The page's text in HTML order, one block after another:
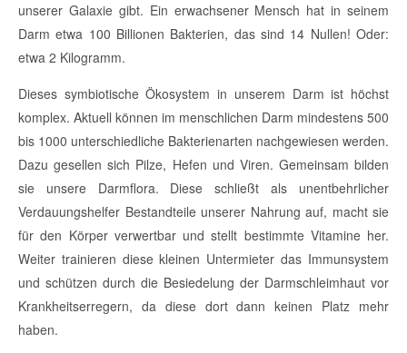
unserer Galaxie gibt. Ein erwachsener Mensch hat in seinem
Darm etwa 100 Billionen Bakterien, das sind 14 Nullen! Oder:
etwa 2 Kilogramm.
Dieses symbiotische Ökosystem in unserem Darm ist höchst
komplex. Aktuell können im menschlichen Darm mindestens 500
bis 1000 unterschiedliche Bakterienarten nachgewiesen werden.
Dazu gesellen sich Pilze, Hefen und Viren. Gemeinsam bilden
sie unsere Darmflora. Diese schließt als unentbehrlicher
Verdauungshelfer Bestandteile unserer Nahrung auf, macht sie
für den Körper verwertbar und stellt bestimmte Vitamine her.
Weiter trainieren diese kleinen Untermieter das Immunsystem
und schützen durch die Besiedelung der Darmschleimhaut vor
Krankheitserregern, da diese dort dann keinen Platz mehr
haben.